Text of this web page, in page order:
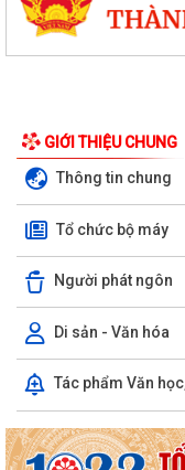
GIỚI THIỆU CHUNG
Thông tin chung
Tổ chức bộ máy
Người phát ngôn
Di sản - Văn hóa
Tác phẩm Văn
QUYẾT SỐ 22/2026/NQ-
Công văn tham gia ý
phường quy định nội